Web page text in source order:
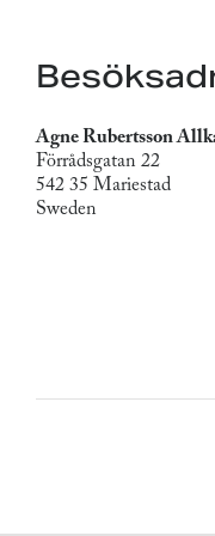
Agne Rubertsson
Förrådsgatan 22
542 35 Mariestad
Sweden